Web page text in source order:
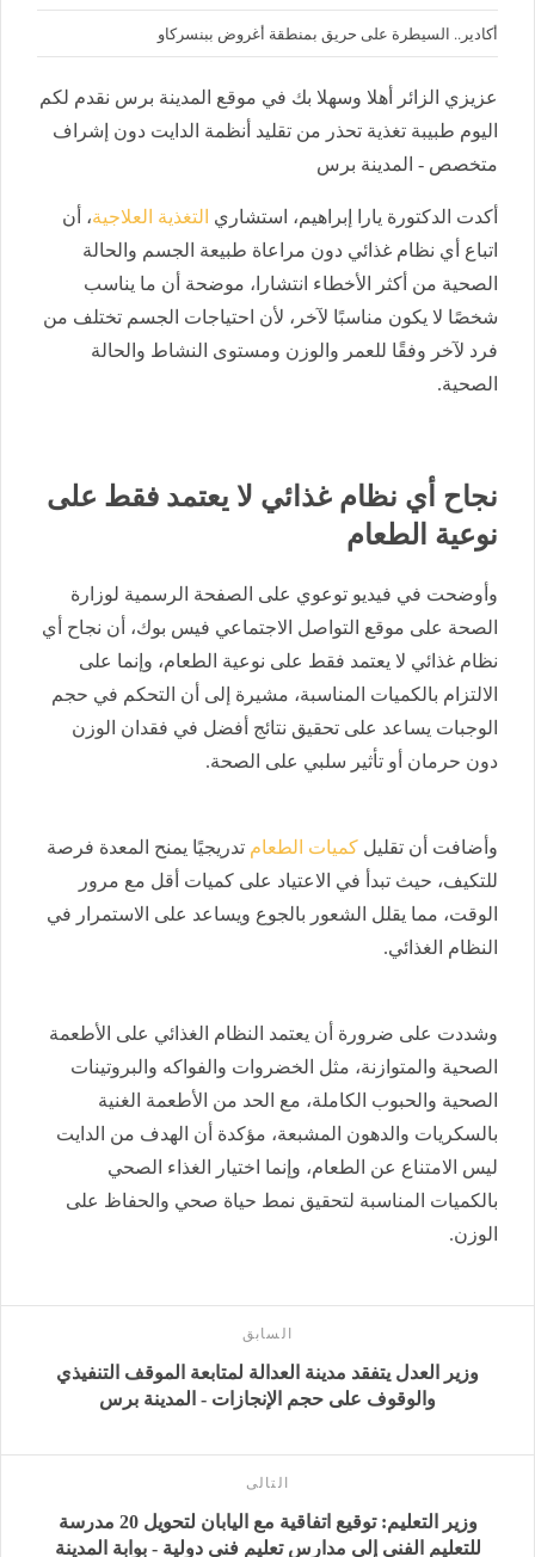
أكادير.. السيطرة على حريق بمنطقة أغروض ببنسركاو
عزيزي الزائر أهلا وسهلا بك في موقع المدينة برس نقدم لكم
اليوم طبيبة تغذية تحذر من تقليد أنظمة الدايت دون إشراف
متخصص - المدينة برس
أكدت الدكتورة يارا إبراهيم، استشاري التغذية العلاجية، أن
اتباع أي نظام غذائي دون مراعاة طبيعة الجسم والحالة
الصحية من أكثر الأخطاء انتشارا، موضحة أن ما يناسب
شخصًا لا يكون مناسبًا لآخر، لأن احتياجات الجسم تختلف من
فرد لآخر وفقًا للعمر والوزن ومستوى النشاط والحالة
الصحية.
نجاح أي نظام غذائي لا يعتمد فقط على
نوعية الطعام
وأوضحت في فيديو توعوي على الصفحة الرسمية لوزارة
الصحة على موقع التواصل الاجتماعي فيس بوك، أن نجاح أي
نظام غذائي لا يعتمد فقط على نوعية الطعام، وإنما على
الالتزام بالكميات المناسبة، مشيرة إلى أن التحكم في حجم
الوجبات يساعد على تحقيق نتائج أفضل في فقدان الوزن
دون حرمان أو تأثير سلبي على الصحة.
وأضافت أن تقليل كميات الطعام تدريجيًا يمنح المعدة فرصة
للتكيف، حيث تبدأ في الاعتياد على كميات أقل مع مرور
الوقت، مما يقلل الشعور بالجوع ويساعد على الاستمرار في
النظام الغذائي.
وشددت على ضرورة أن يعتمد النظام الغذائي على الأطعمة
الصحية والمتوازنة، مثل الخضروات والفواكه والبروتينات
الصحية والحبوب الكاملة، مع الحد من الأطعمة الغنية
بالسكريات والدهون المشبعة، مؤكدة أن الهدف من الدايت
ليس الامتناع عن الطعام، وإنما اختيار الغذاء الصحي
بالكميات المناسبة لتحقيق نمط حياة صحي والحفاظ على
الوزن.
السابق
وزير العدل يتفقد مدينة العدالة لمتابعة الموقف التنفيذي
والوقوف على حجم الإنجازات - المدينة برس
التالى
وزير التعليم: توقيع اتفاقية مع اليابان لتحويل 20 مدرسة
للتعليم الفني إلى مدارس تعليم فني دولية - بوابة المدينة